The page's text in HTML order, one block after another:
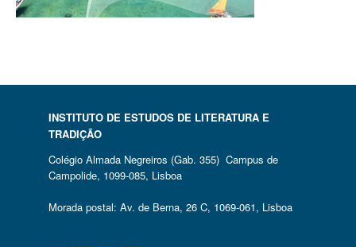
INSTITUTO DE ESTUDOS DE LITERATURA E
TRADIÇÃO
Colégio Almada Negreiros (Gab. 355) Campus de
Campolide, 1099-085, Lisboa
Morada postal: Av. de Berna, 26 C, 1069-061, Lisboa